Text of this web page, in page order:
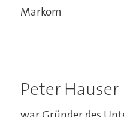
Markom
Peter Hauser